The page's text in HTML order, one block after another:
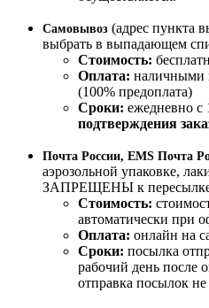
Самовывоз (адрес пункта
выбрать в выпадающем
Стоимость:
Оплата: наличными
(100% предоплата)
Сроки: ежедневно с
подтверждения
Почта России, EMS Почта
аэрозольной упаковке,
ЗАПРЕЩЕНЫ к
Стоимость:
автоматически при
Оплата: онлайн на
Сроки: посылка
рабочий день после
отправка посылок не